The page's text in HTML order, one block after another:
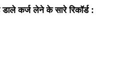
कर्ज लेने के सारे रिकॉर्ड :